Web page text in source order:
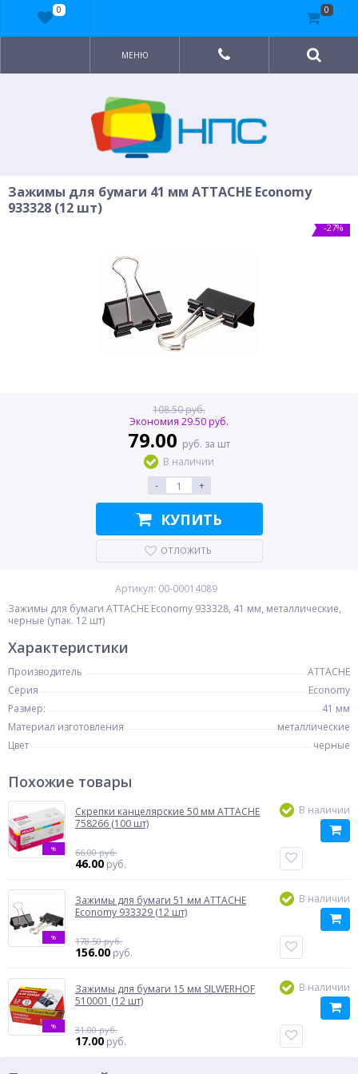
МЕНЮ
Зажимы для бумаги 41 мм ATTACHE Economy
933328 (12 шт)
-27%
108.50 руб.
Экономия 29.50 руб.
79.00 руб. за шт
В наличии
-
+
КУПИТЬ
ОТЛОЖИТЬ
Артикул: 00-00014089
Зажимы для бумаги ATTACHE Economy 933328, 41 мм, металлические,
черные (упак. 12 шт)
Характеристики
Производитель
ATTACHE
Серия
Economy
Размер:
41 мм
Материал изготовления
металлические
Цвет
черные
Похожие товары
%
Скрепки канцелярские 50 мм ATTACHE
758266 (100 шт)
66.00 руб.
46.00 руб.
В наличии
%
Зажимы для бумаги 51 мм ATTACHE
Economy 933329 (12 шт)
178.50 руб.
156.00 руб.
В наличии
%
Зажимы для бумаги 15 мм SILWERHOF
510001 (12 шт)
31.00 руб.
17.00 руб.
В наличии
0 0